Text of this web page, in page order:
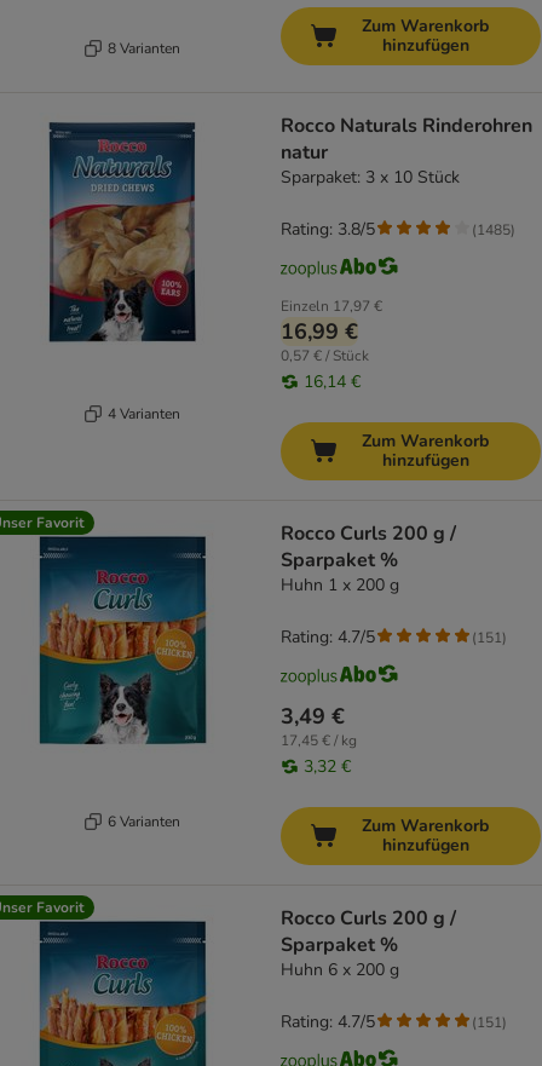
8 Varianten
Zum Warenkorb
hinzufügen
4 Varianten
Rocco Naturals Rinderohren
natur
Sparpaket: 3 x 10 Stück
Einzeln 17,97 €
16,99 €
0,57 € / Stück
16,14 €
Rating: 3.8/5 (1485)
Zum Warenkorb
hinzufügen
Favorit
6 Varianten
Rocco Curls 200 g /
Sparpaket %
Huhn 1 x 200 g
3,49 €
17,45 € / kg
3,32 €
Rating: 4.7/5 (151)
Zum Warenkorb
hinzufügen
Favorit
Rocco Curls 200 g /
Sparpaket %
Huhn 6 x 200 g
Rating: 4.7/5 (151)